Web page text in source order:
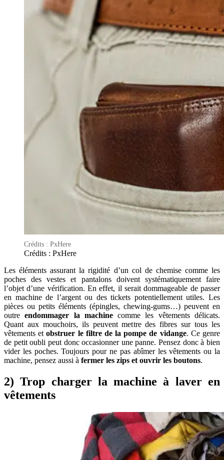
Crédits : PxHere
Crédits : PxHere
Les éléments assurant la rigidité d’un col de chemise comme les
poches des vestes et pantalons doivent systématiquement faire
l’objet d’une vérification. En effet, il serait dommageable de passer
en machine de l’argent ou des tickets potentiellement utiles. Les
pièces ou petits éléments (épingles, chewing-gums…) peuvent en
outreendommager la machinecomme les vêtements délicats.
Quant aux mouchoirs, ils peuvent mettre des fibres sur tous les
vêtements etobstruer le filtre de la pompe de vidange. Ce genre
de petit oubli peut donc occasionner une panne. Pensez donc à bien
vider les poches. Toujours pour ne pas abîmer les vêtements ou la
machine, pensez aussi à fermer les zips et ouvrir les boutons.
2) Trop charger la machine à laver en
vêtements